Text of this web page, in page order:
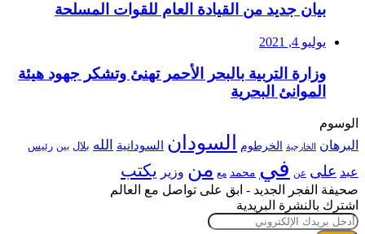
بيان جديد من القيادة العام للقوات المسلحة
يوليو 4, 2021
وزارة التربية بالبحر الأحمر تهنئ وتشكر جهود هيئة
الموانئ البحرية
الوسوم
البرهان
الخارجية الخرطوم السودان السودانية الله بلال بين رئيس
عبد على عن في محمد مع من وزير يكتب
صحيفة الفجر الجديد - ابق على تواصل مع العالم
اشترك بالنشرة البريدية
أدخل